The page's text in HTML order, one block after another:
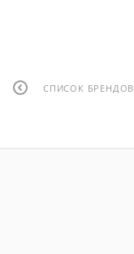
СПИСОК БРЕНДОВ